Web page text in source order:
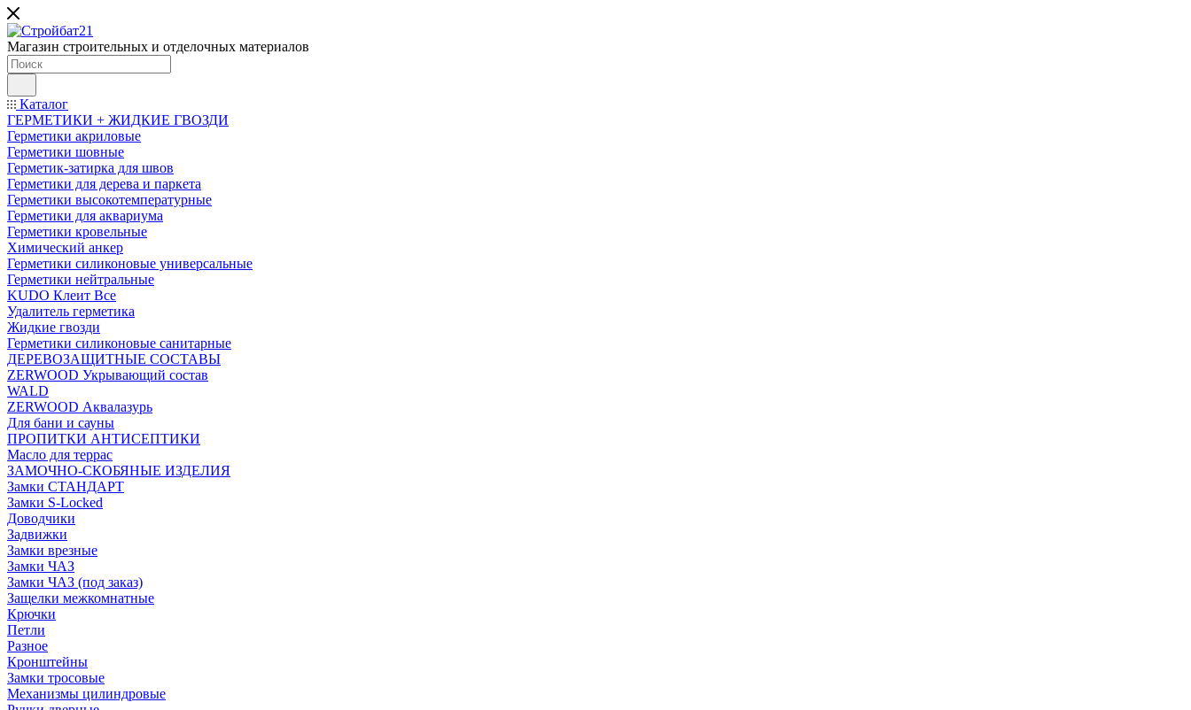
Магазин строительных и отделочных материалов
Каталог
ГЕРМЕТИКИ + ЖИДКИЕ ГВОЗДИ
Герметики акриловые
Герметики шовные
Герметик-затирка для швов
Герметики для дерева и паркета
Герметики высокотемпературные
Герметики для аквариума
Герметики кровельные
Химический анкер
Герметики силиконовые универсальные
Герметики нейтральные
KUDO Клеит Все
Удалитель герметика
Жидкие гвозди
Герметики силиконовые санитарные
ДЕРЕВОЗАЩИТНЫЕ СОСТАВЫ
ZERWOOD Укрывающий состав
WALD
ZERWOOD Аквалазурь
Для бани и сауны
ПРОПИТКИ АНТИСЕПТИКИ
Масло для террас
ЗАМОЧНО-СКОБЯНЫЕ ИЗДЕЛИЯ
Замки СТАНДАРТ
Замки S-Locked
Доводчики
Задвижки
Замки врезные
Замки ЧАЗ
Замки ЧАЗ (под заказ)
Защелки межкомнатные
Крючки
Петли
Разное
Кронштейны
Замки тросовые
Механизмы цилиндровые